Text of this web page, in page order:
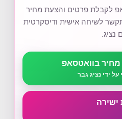
לקבלת פרטים והצעת מחיר
לשיחה אישית ודיסקרטית
נציג.
בוואטסאפ
ידי נציג גבר